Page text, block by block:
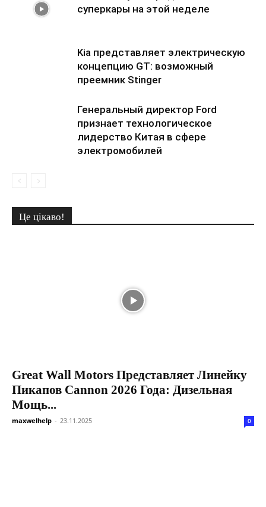
суперкары на этой неделе
Kia представляет электрическую
концепцию GT: возможный
преемник Stinger
Генеральный директор Ford
признает технологическое
лидерство Китая в сфере
электромобилей
Це цікаво!
Great Wall Motors Представляет Линейку
Пикапов Cannon 2026 Года: Дизельная
Мощь...
maxwelhelp - 23.11.2025 0